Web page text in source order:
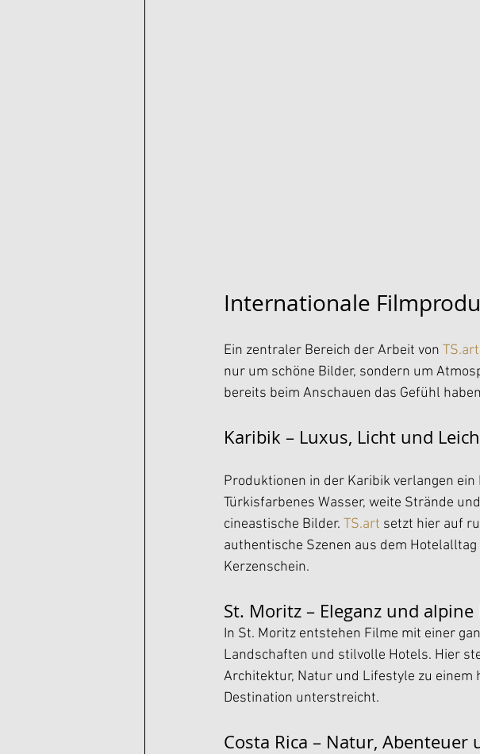
Internationale
Ein zentraler Bereich der Arbeit von TS.art
nur um schöne Bilder, sondern um
bereits beim Anschauen das Gefühl
Karibik – Luxus, Licht und
Produktionen in der Karibik verlangen
Türkisfarbenes Wasser, weite Strände
cineastische Bilder. TS.art setzt hier auf
authentische Szenen aus dem
Kerzenschein.
St. Moritz – Eleganz und
In St. Moritz entstehen Filme mit einer
Landschaften und stilvolle Hotels. Hier
Architektur, Natur und Lifestyle zu
Destination unterstreicht.
Costa Rica – Natur,